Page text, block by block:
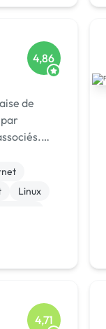
4,86
de
les
Linux
4,71